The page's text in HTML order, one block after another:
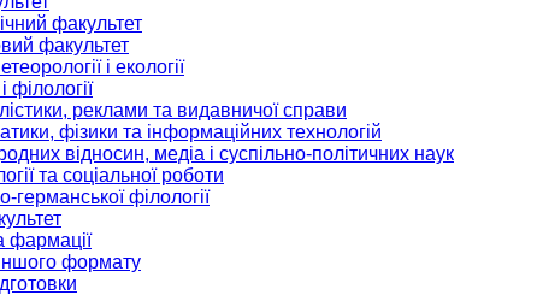
факультет
факультет
і екології
філології
реклами та видавничої справи
фізики та інформаційних технологій
відносин, медіа і суспільно-політичних наук
та соціальної роботи
германської філології
фармації
формату